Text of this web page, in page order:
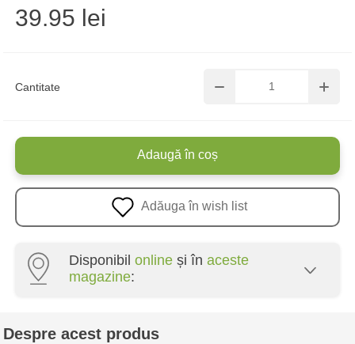
Cantitate
39.95 lei
Adaugă în coș
Adăuga în wish list
Disponibil online și în aceste
magazine:
Despre acest produs